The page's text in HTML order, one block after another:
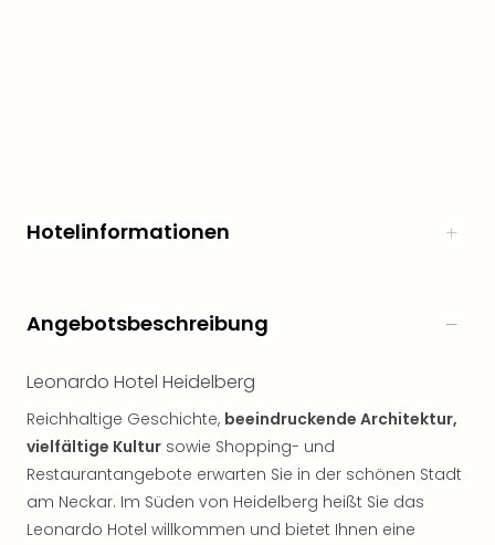
Hotelinformationen
Angebotsbeschreibung
Leonardo Hotel Heidelberg
Reichhaltige Geschichte, beeindruckende Architektur,
vielfältige Kultur sowie Shopping- und
Restaurantangebote erwarten Sie in der schönen Stadt
am Neckar. Im Süden von Heidelberg heißt Sie das
Leonardo Hotel willkommen und bietet Ihnen eine